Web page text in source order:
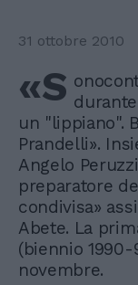
31 ottobre 2010
«S
un "lippiano".
Prandelli».
Angelo
preparatore
condivisa»
Abete. La
(biennio
novembre.